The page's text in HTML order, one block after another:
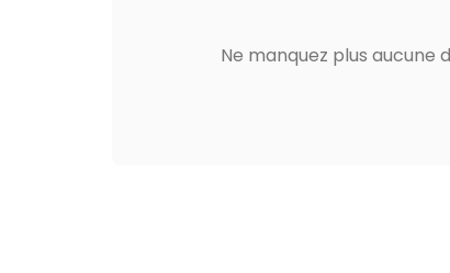
Ne manquez plus aucune